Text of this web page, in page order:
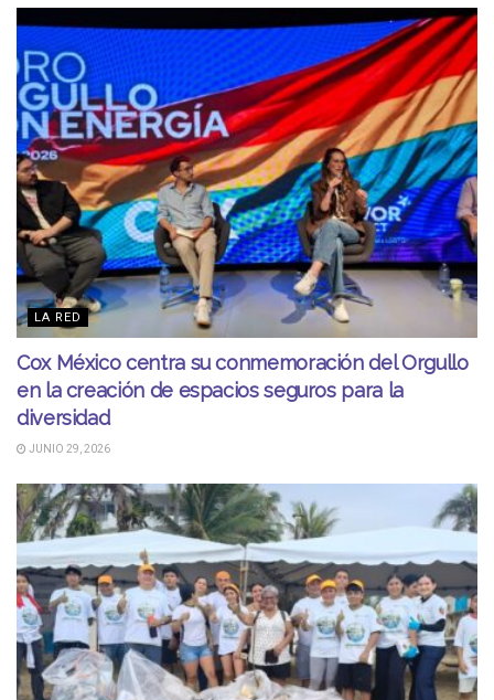
LA RED
Cox México centra su conmemoración del Orgullo
en la creación de espacios seguros para la
diversidad
JUNIO 29, 2026